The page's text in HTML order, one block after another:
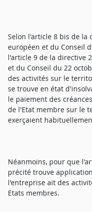
Selon l'article 8 bis de la
européen et du Conseil
l'article 9 de la directive
et du Conseil du 22
des activités sur le
se trouve en état
le paiement des
de l'Etat membre sur le
exerçaient
Néanmoins, pour que
précité trouve
l'entreprise ait des
Etats membres.